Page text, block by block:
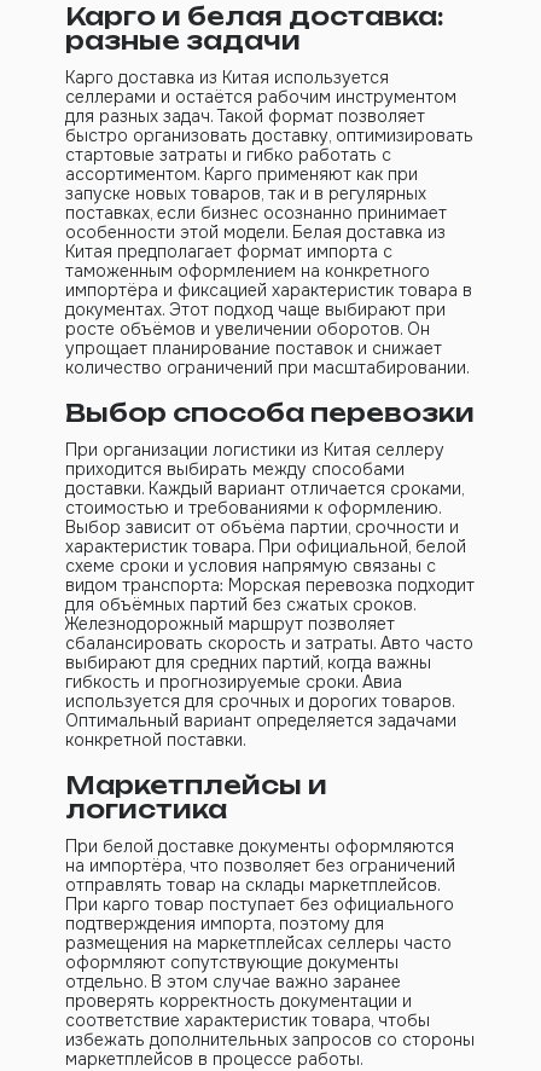
Карго и белая доставка:
разные задачи
Карго доставка из Китая используется
селлерами и остаётся рабочим инструментом
для разных задач. Такой формат позволяет
быстро организовать доставку, оптимизировать
стартовые затраты и гибко работать с
ассортиментом. Карго применяют как при
запуске новых товаров, так и в регулярных
поставках, если бизнес осознанно принимает
особенности этой модели. Белая доставка из
Китая предполагает формат импорта с
таможенным оформлением на конкретного
импортёра и фиксацией характеристик товара в
документах. Этот подход чаще выбирают при
росте объёмов и увеличении оборотов. Он
упрощает планирование поставок и снижает
количество ограничений при масштабировании.
Выбор способа перевозки
При организации логистики из Китая селлеру
приходится выбирать между способами
доставки. Каждый вариант отличается сроками,
стоимостью и требованиями к оформлению.
Выбор зависит от объёма партии, срочности и
характеристик товара. При официальной, белой
схеме сроки и условия напрямую связаны с
видом транспорта: Морская перевозка подходит
для объёмных партий без сжатых сроков.
Железнодорожный маршрут позволяет
сбалансировать скорость и затраты. Авто часто
выбирают для средних партий, когда важны
гибкость и прогнозируемые сроки. Авиа
используется для срочных и дорогих товаров.
Оптимальный вариант определяется задачами
конкретной поставки.
Маркетплейсы и
логистика
При белой доставке документы оформляются
на импортёра, что позволяет без ограничений
отправлять товар на склады маркетплейсов.
При карго товар поступает без официального
подтверждения импорта, поэтому для
размещения на маркетплейсах селлеры часто
оформляют сопутствующие документы
отдельно. В этом случае важно заранее
проверять корректность документации и
соответствие характеристик товара, чтобы
избежать дополнительных запросов со стороны
маркетплейсов в процессе работы.